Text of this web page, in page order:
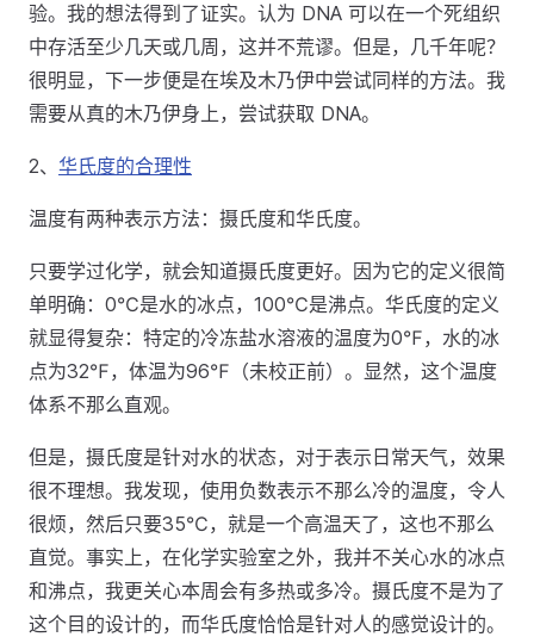
验。我的想法得到了证实。认为 DNA 可以在一个死组织
中存活至少几天或几周，这并不荒谬。但是，几千年呢？
很明显，下一步便是在埃及木乃伊中尝试同样的方法。我
需要从真的木乃伊身上，尝试获取 DNA。
2、 华氏度的合理性
温度有两种表示方法：摄氏度和华氏度。
只要学过化学，就会知道摄氏度更好。因为它的定义很简
单明确：0℃是水的冰点，100℃是沸点。华氏度的定义
就显得复杂：特定的冷冻盐水溶液的温度为0℉，水的冰
点为32℉，体温为96℉（未校正前）。显然，这个温度
体系不那么直观。
但是，摄氏度是针对水的状态，对于表示日常天气，效果
很不理想。我发现，使用负数表示不那么冷的温度，令人
很烦，然后只要35℃，就是一个高温天了，这也不那么
直觉。事实上，在化学实验室之外，我并不关心水的冰点
和沸点，我更关心本周会有多热或多冷。摄氏度不是为了
这个目的设计的，而华氏度恰恰是针对人的感觉设计的。